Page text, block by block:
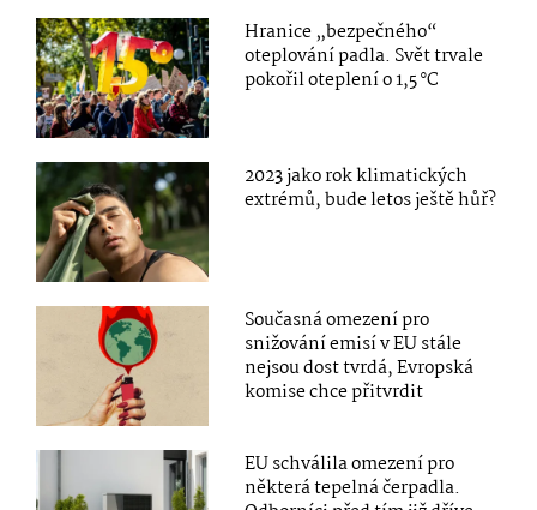
Hranice „bezpečného“
oteplování padla. Svět trvale
pokořil oteplení o 1,5 °C
2023 jako rok klimatických
extrémů, bude letos ještě hůř?
Současná omezení pro
snižování emisí v EU stále
nejsou dost tvrdá, Evropská
komise chce přitvrdit
EU schválila omezení pro
některá tepelná čerpadla.